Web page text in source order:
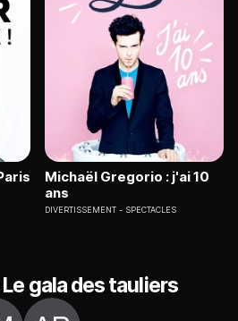
Michaël Gregorio : j'ai 10
ans
DIVERTISSEMENT SPECTACLES
gala des tauliers